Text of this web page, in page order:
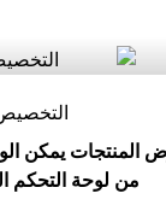
المنتجات يمكن
من لوحة التحكم